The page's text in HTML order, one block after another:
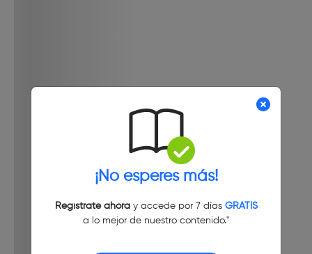
¡No esperes más!
Regístrate ahoray accede por 7 días GRATIS
a lo mejor de nuestro contenido."